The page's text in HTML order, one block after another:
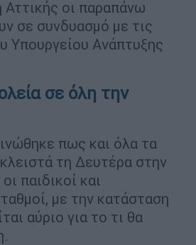
Αττικής οι παραπάνω
σε συνδυασμό με τις
Υπουργείου Ανάπτυξης
σε όλη την
πως και όλα τα
τη Δευτέρα στην
παιδικοί και
με την κατάσταση
αύριο για το τι θα